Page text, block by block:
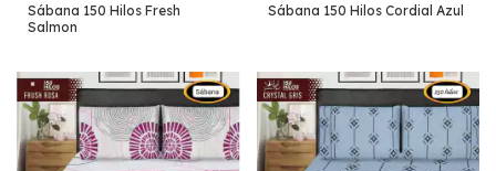
Sábana 150 Hilos Fresh
Salmon
Sábana 150 Hilos Cordial Azul